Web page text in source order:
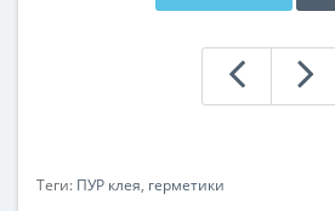
Теги: ПУР клея, герметики